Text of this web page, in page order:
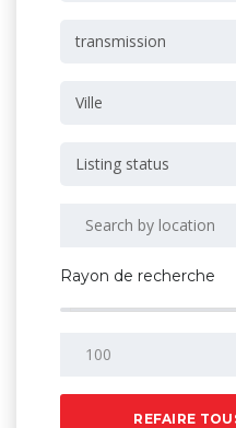
transmission
Ville
Listing status
Rayon de recherche
REFAIRE